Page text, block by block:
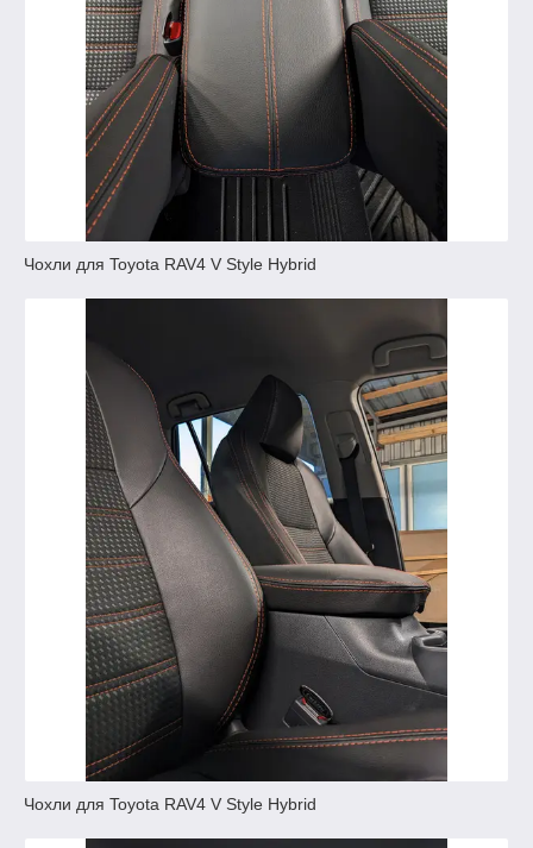
Чохли для Toyota RAV4 V Style Hybrid
Чохли для Toyota RAV4 V Style Hybrid